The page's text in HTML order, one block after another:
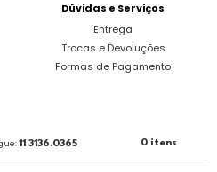
Dúvidas e Serviços
Entrega
Trocas e Devoluções
Formas de Pagamento
11 3136.0365 0 itens